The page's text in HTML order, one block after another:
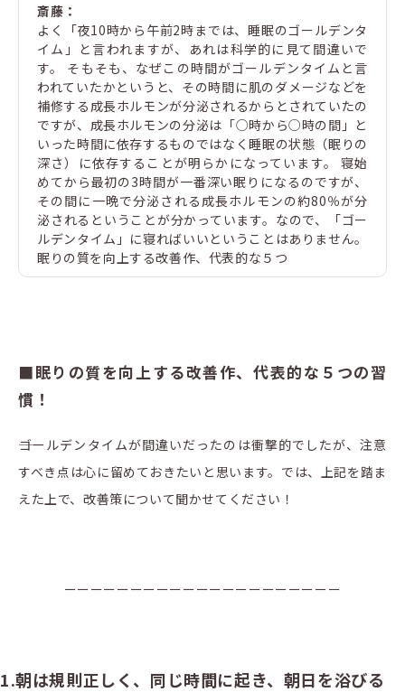
斎藤：
よく「夜10時から午前2時までは、睡眠のゴールデンタ
イム」と言われますが、あれは科学的に見て間違いで
す。 そもそも、なぜこの時間がゴールデンタイムと言
われていたかというと、その時間に肌のダメージなどを
補修する成長ホルモンが分泌されるからとされていたの
ですが、成長ホルモンの分泌は「○時から○時の間」と
いった時間に依存するものではなく睡眠の状態（眠りの
深さ）に依存することが明らかになっています。 寝始
めてから最初の3時間が一番深い眠りになるのですが、
その間に一晩で分泌される成長ホルモンの約80％が分
泌されるということが分かっています。なので、「ゴー
ルデンタイム」に寝ればいいということはありません。
眠りの質を向上する改善作、代表的な５つ
■眠りの質を向上する改善作、代表的な５つの習
慣！
――ゴールデンタイムが間違いだったのは衝撃的でしたが、注意
すべき点は心に留めておきたいと思います。では、上記を踏ま
えた上で、改善策について聞かせてください！
ーーーーーーーーーーーーーーーーーーーーー
1.朝は規則正しく、同じ時間に起き、朝日を浴びる